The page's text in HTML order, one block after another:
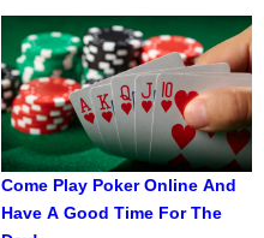
Come Play Poker Online And
Have A Good Time For The